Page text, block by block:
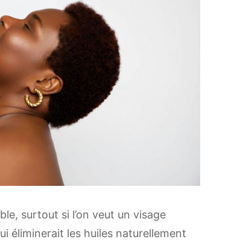
surtout si l’on veut un visage
éliminerait les huiles naturellement